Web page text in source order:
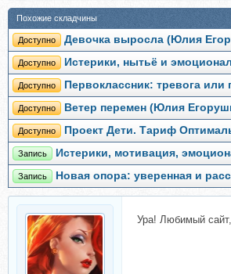
Похожие складчины
Доступно Девочка выросла (Юлия
Доступно Истерики, нытьё и
Доступно Первоклассник: тревога
Доступно Ветер перемен (Юлия
Доступно Проект Дети. Тариф
Запись Истерики, мотивация,
Запись Новая опора: уверенная и
Ура! Любимый